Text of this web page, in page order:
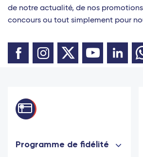
de notre actualité, de nos
concours ou tout simplement pour
Programme de fidélité